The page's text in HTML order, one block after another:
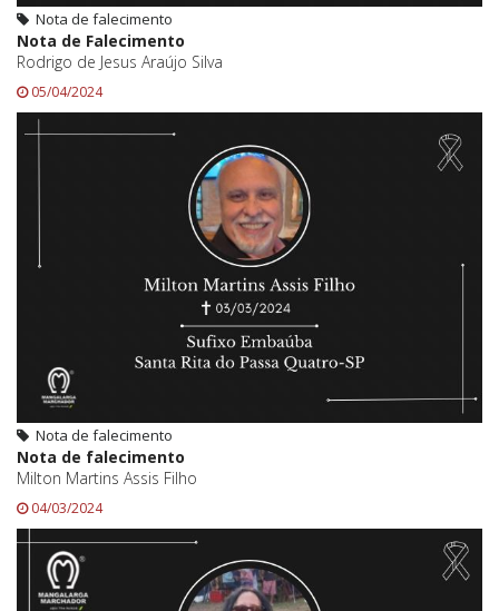
Nota de falecimento
Nota de Falecimento
Rodrigo de Jesus Araújo Silva
05/04/2024
Nota de falecimento
Nota de falecimento
Milton Martins Assis Filho
04/03/2024